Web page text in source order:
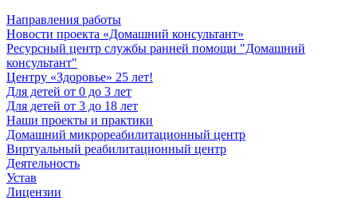
Направления работы
Новости проекта «Домашний консультант»
Ресурсный центр службы ранней помощи "Домашний
консультант"
Центру «Здоровье» 25 лет!
Для детей от 0 до 3 лет
Для детей от 3 до 18 лет
Наши проекты и практики
Домашний микрореабилитационный центр
Виртуальный реабилитационный центр
Деятельность
Устав
Лицензии